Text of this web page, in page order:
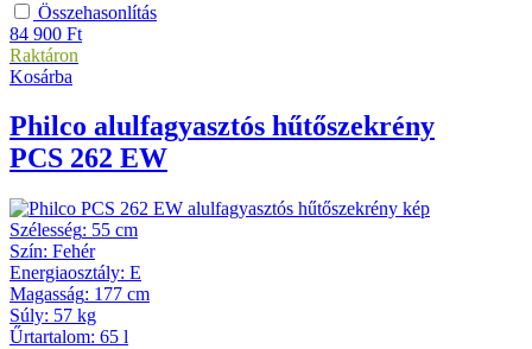
Összehasonlítás
84 900 Ft
Raktáron
Kosárba
Philco alulfagyasztós hűtőszekrény
PCS 262 EW
Szélesség: 55 cm
Szín: Fehér
Energiaosztály: E
Magasság: 177 cm
Súly: 57 kg
Űrtartalom: 65 l